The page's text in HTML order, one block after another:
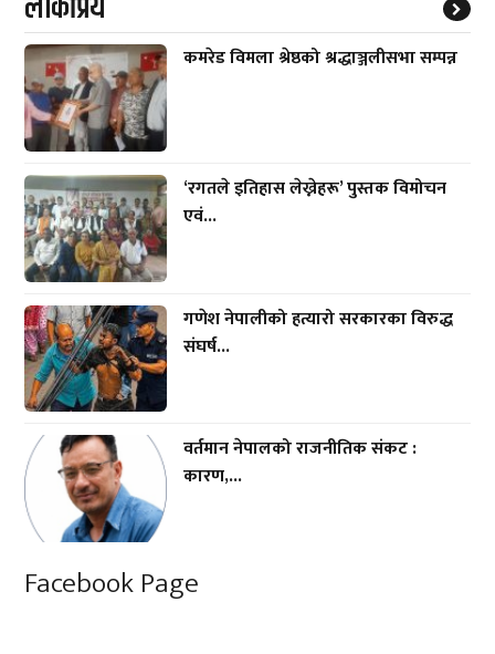
कमरेड विमला श्रेष्ठको श्रद्धाञ्जलीसभा सम्पन्न
‘रगतले इतिहास लेख्नेहरू’ पुस्तक विमोचन
एवं...
गणेश नेपालीको हत्यारो सरकारका विरुद्ध
संघर्ष...
वर्तमान नेपालको राजनीतिक संकट :
कारण,...
Facebook Page